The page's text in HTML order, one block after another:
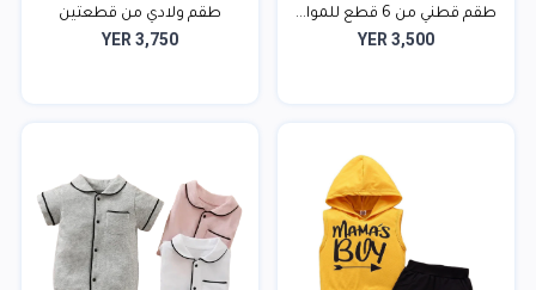
طقم قطني من 6 قطع للموا...
YER 3,500
طقم ولادي من قطعتين
YER 3,750